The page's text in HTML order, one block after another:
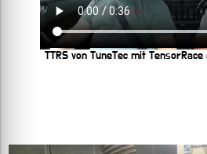
TTRS von TuneTec mit